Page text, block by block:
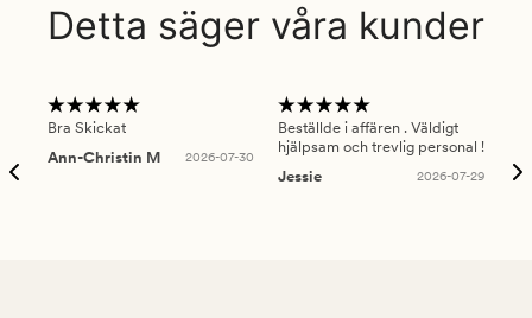
Detta säger våra kunder
Bra Skickat
Ann-Christin M
2026-07-30
Beställde i affären . Väldigt
hjälpsam och trevlig personal !
Jessie
2026-07-29